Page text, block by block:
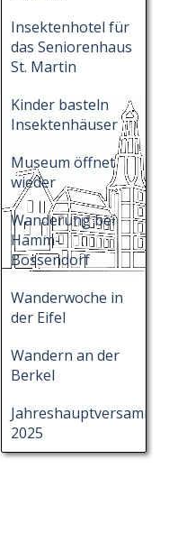
Insektenhotel für
das Seniorenhaus
St. Martin
Kinder basteln
Insektenhäuser
Museum öffnet
wieder
Wanderung bei
Hamm-
Bossendorf
Wanderwoche in
der Eifel
Wandern an der
Berkel
Jahreshauptversammlung
2025